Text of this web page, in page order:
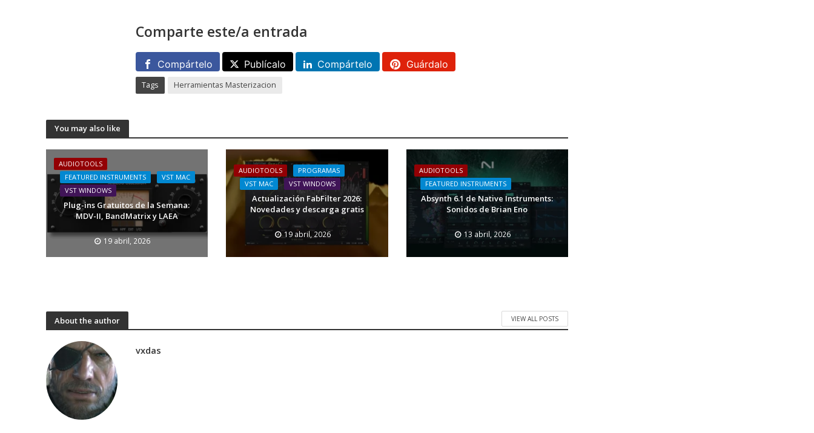
Comparte este/a entrada
Compártelo Publícalo Compártelo Guárdalo
Tags Herramientas Masterizacion
You may also like
AUDIOTOOLS
FEATURED INSTRUMENTS
VST MAC
VST WINDOWS
Plug-ins Gratuitos de la Semana:
MDV-II, BandMatrix y LAEA
19 abril, 2026
AUDIOTOOLS
PROGRAMAS
VST MAC
VST WINDOWS
Actualización FabFilter 2026:
Novedades y descarga gratis
19 abril, 2026
AUDIOTOOLS
FEATURED INSTRUMENTS
Absynth 6.1 de Native Instruments:
Sonidos de Brian Eno
13 abril, 2026
About the author VIEW ALL POSTS
vxdas